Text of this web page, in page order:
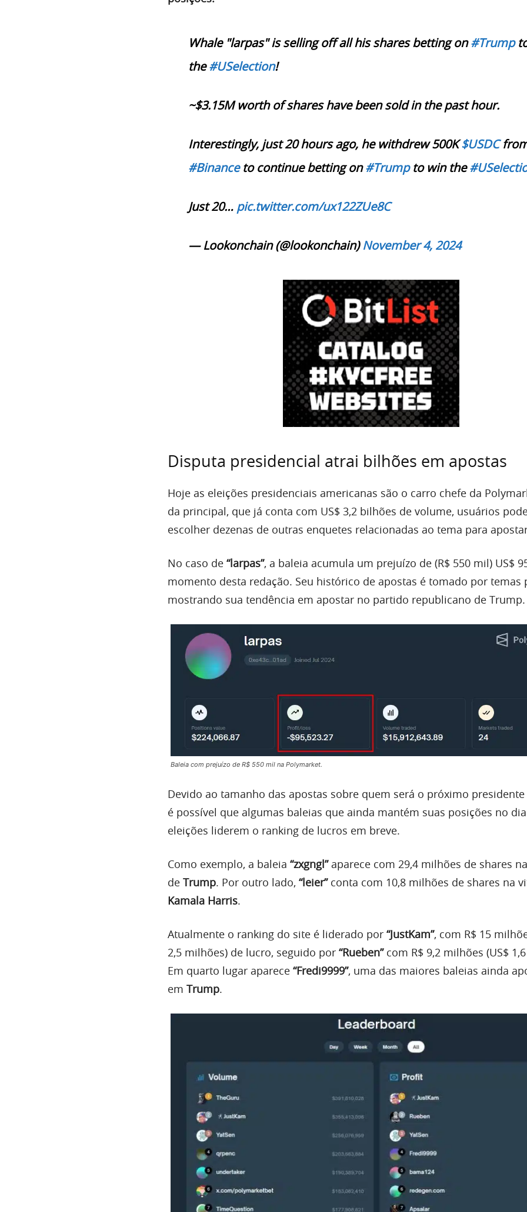
Whale "larpas" is selling off all his shares betting on#Trump
the#USelection!
~$3.15M worth of shares have been sold in the past hour.
Interestingly, just 20 hours ago, he withdrew 500K$USDC
#Binanceto continue betting on#Trumpto win the
Just 20… pic.twitter.com/ux122ZUe8C
— Lookonchain (@lookonchain)November 4, 2024
Disputa presidencial atrai bilhões em apostas
Hoje as eleições presidenciais americanas são o carro chefe da
da principal, que já conta com US$ 3,2 bilhões de volume, usuários
escolher dezenas de outras enquetes relacionadas ao tema para
No caso de “larpas”, a baleia acumula um prejuízo de (R$ 550 mil) US$
momento desta redação. Seu histórico de apostas é tomado por temas
mostrando sua tendência em apostar no partido republicano de Trump.
Baleia com prejuízo de R$ 550 mil na Polymarket.
Devido ao tamanho das apostas sobre quem será o próximo presidente
é possível que algumas baleias que ainda mantém suas posições no
eleições liderem o ranking de lucros em breve.
Como exemplo, a baleia “zxgngl”aparece com 29,4 milhões de shares
de Trump. Por outro lado, “leier”conta com 10,8 milhões de shares na
Kamala Harris.
Atualmente o ranking do site é liderado por “JustKam”, com R$ 15
2,5 milhões) de lucro, seguido por “Rueben”com R$ 9,2 milhões (US$
Em quarto lugar aparece “Fredi9999”, uma das maiores baleias ainda
em Trump.